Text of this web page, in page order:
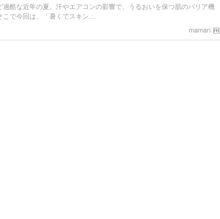
過酷な近年の夏。汗やエアコンの影響で、うるおいを保つ肌のバリア機
で今回は、「暑くてスキン…
mamari